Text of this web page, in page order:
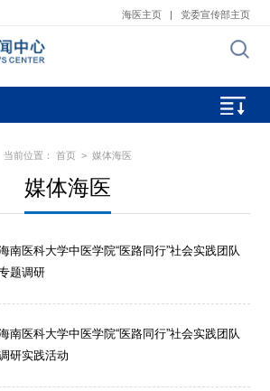
海医主页 | 党委宣传部主页
当前位置： 首页 > 媒体海医
媒体海医
南医科大学中医学院“医路同行”社会实践团队
题调研
南医科大学中医学院“医路同行”社会实践团队
研实践活动